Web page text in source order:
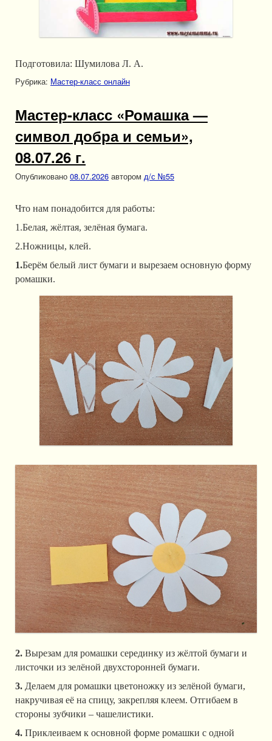
Подготовила: Шумилова Л. А.
Рубрика: Мастер-класс онлайн
Мастер-класс «Ромашка —
символ добра и семьи»,
08.07.26 г.
Опубликовано 08.07.2026 автором д/с №55
Что нам понадобится для работы:
1.Белая, жёлтая, зелёная бумага.
2.Ножницы, клей.
1.Берём белый лист бумаги и вырезаем основную форму
ромашки.
2. Вырезам для ромашки серединку из жёлтой бумаги и
листочки из зелёной двухсторонней бумаги.
3. Делаем для ромашки цветоножку из зелёной бумаги,
накручивая её на спицу, закрепляя клеем. Отгибаем в
стороны зубчики – чашелистики.
4. Приклеиваем к основной форме ромашки с одной